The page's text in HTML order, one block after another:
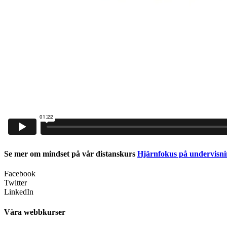
Se mer om mindset på vår distanskurs Hjärnfokus på
Facebook
Twitter
LinkedIn
Våra webbkurser